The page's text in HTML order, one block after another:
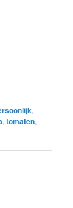
,
,tomaten,